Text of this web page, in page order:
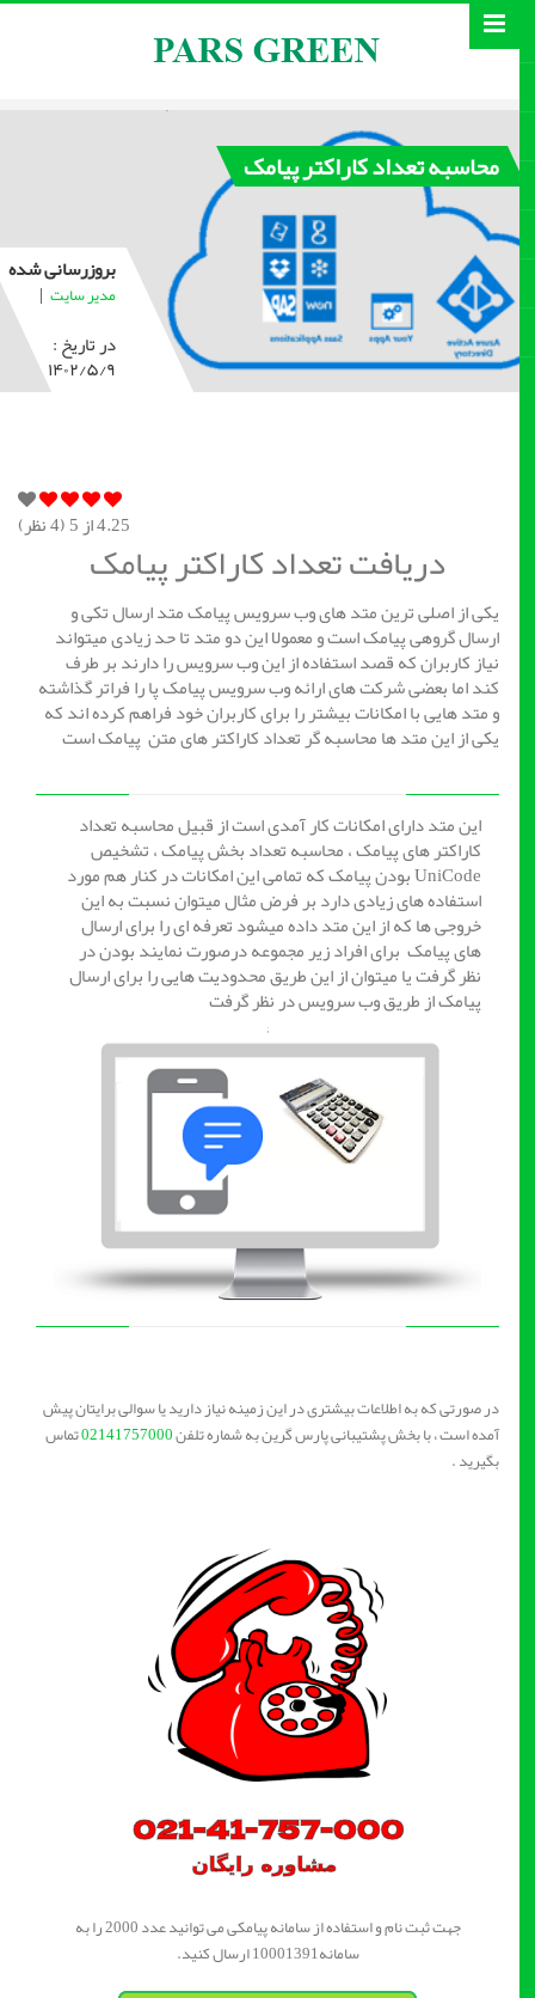
محاسبه تعداد کاراکتر پیامک
بروزرسانی شده
مدیر سایت |
در تاریخ :
۱۴۰۲/۵/۹
4.25از 5 ( 4نظر)
دریافت تعداد کاراکتر پیامک
یکی از اصلی ترین متد های وب سرویس پیامک متد ارسال تکی و
ارسال گروهی پیامک است و معمولا این دو متد تا حد زیادی میتواند
نیاز کاربران که قصد استفاده از این وب سرویس را دارند بر طرف
کند اما بعضی شرکت های ارائه وب سرویس پیامک پا را فراتر گذاشته
و متد هایی با امکانات بیشتر را برای کاربران خود فراهم کرده اند که
یکی از این متد ها محاسبه گر تعداد کاراکتر های متن پیامک است
این متد دارای امکانات کار آمدی است از قبیل محاسبه تعداد
کاراکتر های پیامک ، محاسبه تعداد بخش پیامک ، تشخیص
UniCode بودن پیامک که تمامی این امکانات در کنار هم مورد
استفاده های زیادی دارد بر فرض مثال میتوان نسبت به این
خروجی ها که از این متد داده میشود تعرفه ای را برای ارسال
های پیامک برای افراد زیر مجموعه درصورت نمایند بودن در
نظر گرفت یا میتوان از این طریق محدودیت هایی را برای ارسال
پیامک از طریق وب سرویس در نظر گرفت
در صورتی که به اطلاعات بیشتری در این زمینه نیاز دارید یا سوالی برایتان پیش
آمده است ، با بخش پشتیبانی پارس گرین به شماره تلفن02141757000تماس
بگیرید .
جهت ثبت نام و استفاده از سامانه پیامکی می توانید عدد 2000 را به
سامانه10001391 ارسال کنید.